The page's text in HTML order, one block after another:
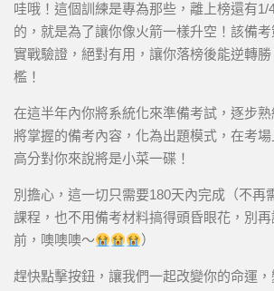
哇哦！這個訓練是專為那些，離上榜還有1/
的，就是為了讓你像火箭一樣升空！該備
實戰驗證，絕對有用，讓你落榜後能逆轉
檻！
在這半年內你將系統化來準備考試，逐步熟
將掌握的備考內容，化為出題模式，在考場
高分對你來說將是小菜一碟！
別擔心，這一切只需要180天內完成（不再
課程，也不用備考材料搞得頭昏眼花，別
前，噢噢噢～
）
趕快點擊按鈕，讓我們一起改變你的命運，